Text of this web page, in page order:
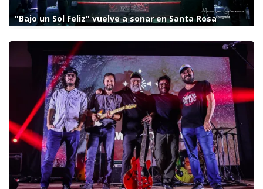
"Bajo un Sol Feliz" vuelve a sonar en Santa Rosa